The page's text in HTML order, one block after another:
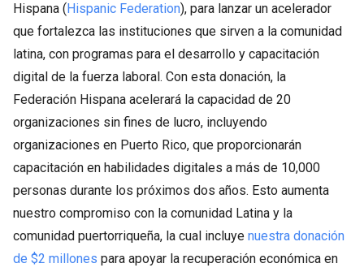
Hispana (Hispanic Federation), para lanzar un acelerador
que fortalezca las instituciones que sirven a la comunidad
latina, con programas para el desarrollo y capacitación
digital de la fuerza laboral. Con esta donación, la
Federación Hispana acelerará la capacidad de 20
organizaciones sin fines de lucro, incluyendo
organizaciones en Puerto Rico, que proporcionarán
capacitación en habilidades digitales a más de 10,000
personas durante los próximos dos años. Esto aumenta
nuestro compromiso con la comunidad Latina y la
comunidad puertorriqueña, la cual incluye nuestra donación
de $2 millones para apoyar la recuperación económica en